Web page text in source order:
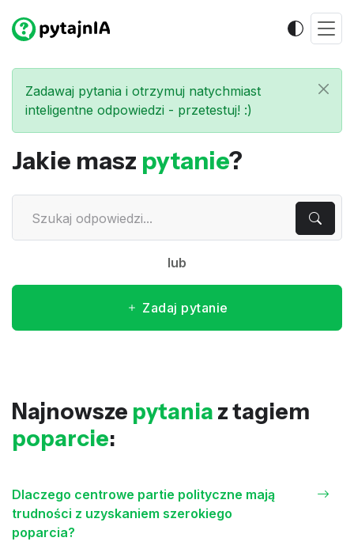
Zadawaj pytania i otrzymuj natychmiast
inteligentne odpowiedzi - przetestuj! :)
Jakie masz pytanie?
lub
Zadaj pytanie
Najnowsze pytania z tagiem
poparcie:
Dlaczego centrowe partie polityczne mają
trudności z uzyskaniem szerokiego
poparcia?